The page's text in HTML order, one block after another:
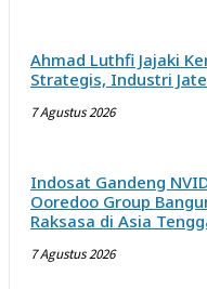
Ahmad Luthfi Jajaki
Strategis, Industri
7 Agustus 2026
Indosat Gandeng
Ooredoo Group
Raksasa di Asia
7 Agustus 2026